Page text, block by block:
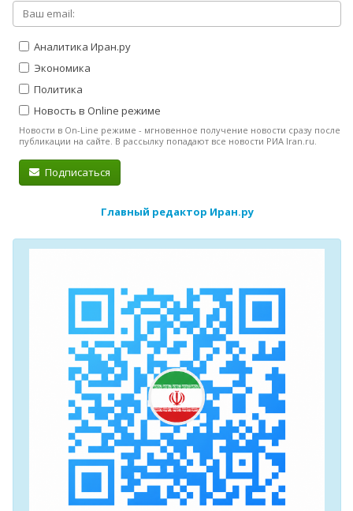
Аналитика Иран.ру
Экономика
Политика
Новость в Online режиме
Новости в On-Line режиме - мгновенное получение новости сразу после
публикации на сайте. В рассылку попадают все новости РИА Iran.ru.
Подписаться
Главный редактор Иран.ру